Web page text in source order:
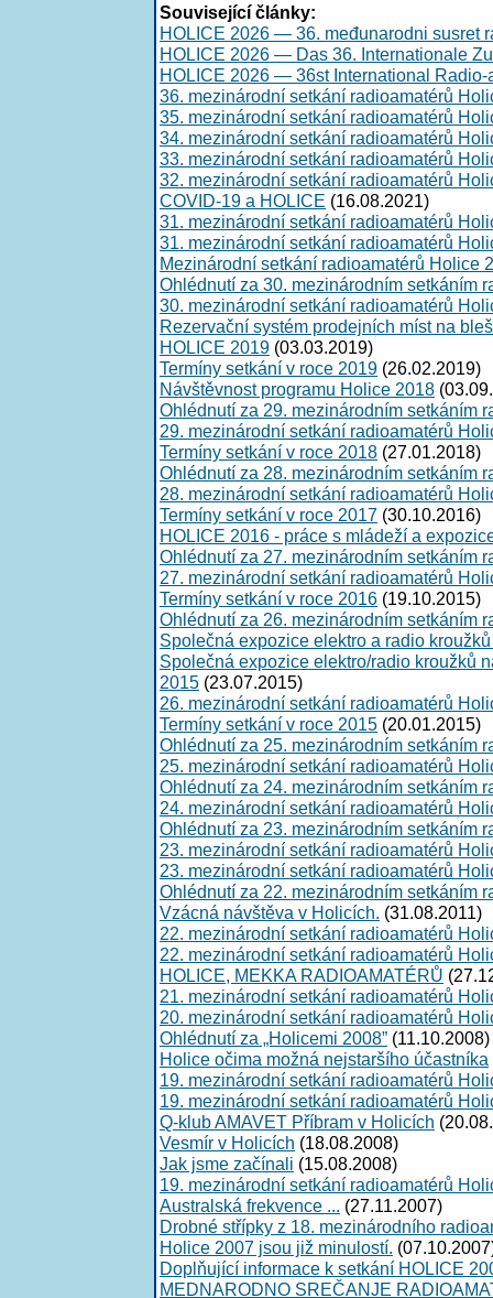
Související články:
HOLICE 2026 — 36. međunarodni susret
HOLICE 2026 — Das 36. Internationale
HOLICE 2026 — 36st International Radio-
36. mezinárodní setkání radioamatérů
35. mezinárodní setkání radioamatérů
34. mezinárodní setkání radioamatérů
33. mezinárodní setkání radioamatérů
32. mezinárodní setkání radioamatérů
COVID-19 a HOLICE (16.08.2021)
31. mezinárodní setkání radioamatérů
31. mezinárodní setkání radioamatérů
Mezinárodní setkání radioamatérů Holice
Ohlédnutí za 30. mezinárodním setkáním
30. mezinárodní setkání radioamatérů
Rezervační systém prodejních míst na
HOLICE 2019 (03.03.2019)
Termíny setkání v roce 2019 (26.02.2019)
Návštěvnost programu Holice 2018
Ohlédnutí za 29. mezinárodním setkáním
29. mezinárodní setkání radioamatérů
Termíny setkání v roce 2018 (27.01.2018)
Ohlédnutí za 28. mezinárodním setkáním
28. mezinárodní setkání radioamatérů
Termíny setkání v roce 2017 (30.10.2016)
HOLICE 2016 - práce s mládeží a
Ohlédnutí za 27. mezinárodním setkáním
27. mezinárodní setkání radioamatérů
Termíny setkání v roce 2016 (19.10.2015)
Ohlédnutí za 26. mezinárodním setkáním
Společná expozice elektro a radio
Společná expozice elektro/radio kroužků
2015 (23.07.2015)
26. mezinárodní setkání radioamatérů
Termíny setkání v roce 2015 (20.01.2015)
Ohlédnutí za 25. mezinárodním setkáním
25. mezinárodní setkání radioamatérů
Ohlédnutí za 24. mezinárodním setkáním
24. mezinárodní setkání radioamatérů
Ohlédnutí za 23. mezinárodním setkáním
23. mezinárodní setkání radioamatérů
23. mezinárodní setkání radioamatérů
Ohlédnutí za 22. mezinárodním setkáním
Vzácná návštěva v Holicích. (31.08.2011)
22. mezinárodní setkání radioamatérů
22. mezinárodní setkání radioamatérů
HOLICE, MEKKA RADIOAMATÉRŮ
21. mezinárodní setkání radioamatérů
20. mezinárodní setkání radioamatérů
Ohlédnutí za „Holicemi 2008” (11.10.2008)
Holice očima možná nejstaršího účastníka
19. mezinárodní setkání radioamatérů
19. mezinárodní setkání radioamatérů
Q-klub AMAVET Příbram v Holicích
Vesmír v Holicích (18.08.2008)
Jak jsme začínali (15.08.2008)
19. mezinárodní setkání radioamatérů
Australská frekvence ...
(27.11.2007)
Drobné střípky z 18. mezinárodního
Holice 2007 jsou již minulostí.
Doplňující informace k setkání HOLICE
MEDNARODNO SREČANJE